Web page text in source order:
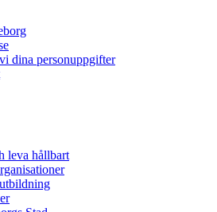
dina personuppgifter
leva hållbart